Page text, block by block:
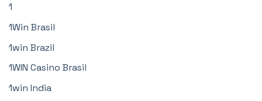
1
1Win Brasil
1win Brazil
1WIN Casino Brasil
1win India